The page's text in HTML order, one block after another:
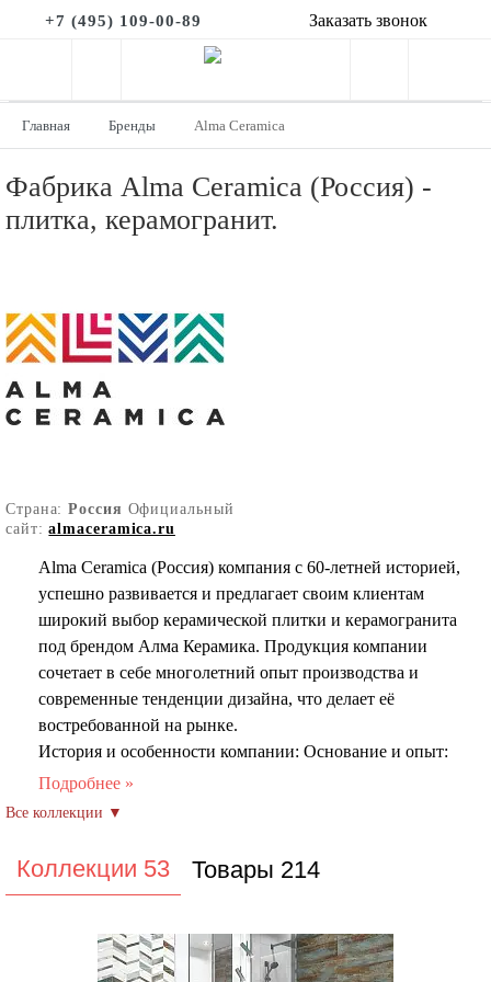
+7 (495) 109-00-89 Заказать звонок
Главная Бренды Alma Ceramica
Фабрика Alma Ceramica (Россия) -
плитка, керамогранит.
Страна:Россия Официальный
сайт:almaceramica.ru
Alma Ceramica (Россия) компания с 60-летней историей,
успешно развивается и предлагает своим клиентам
широкий выбор керамической плитки и керамогранита
под брендом Алма Керамика. Продукция компании
сочетает в себе многолетний опыт производства и
современные тенденции дизайна, что делает её
востребованной на рынке.
История и особенности компании: Основание и опыт:
Завод с 60-летним опытом работы в сфере
ориентирован на производство плитки и
керамогранита, отвечающих актуальным дизайнерским
Эксклюзивные идеи: Коллекции плитки
разрабатываются дизайнерами компании совместно с
Коллекции 53 Товары 214